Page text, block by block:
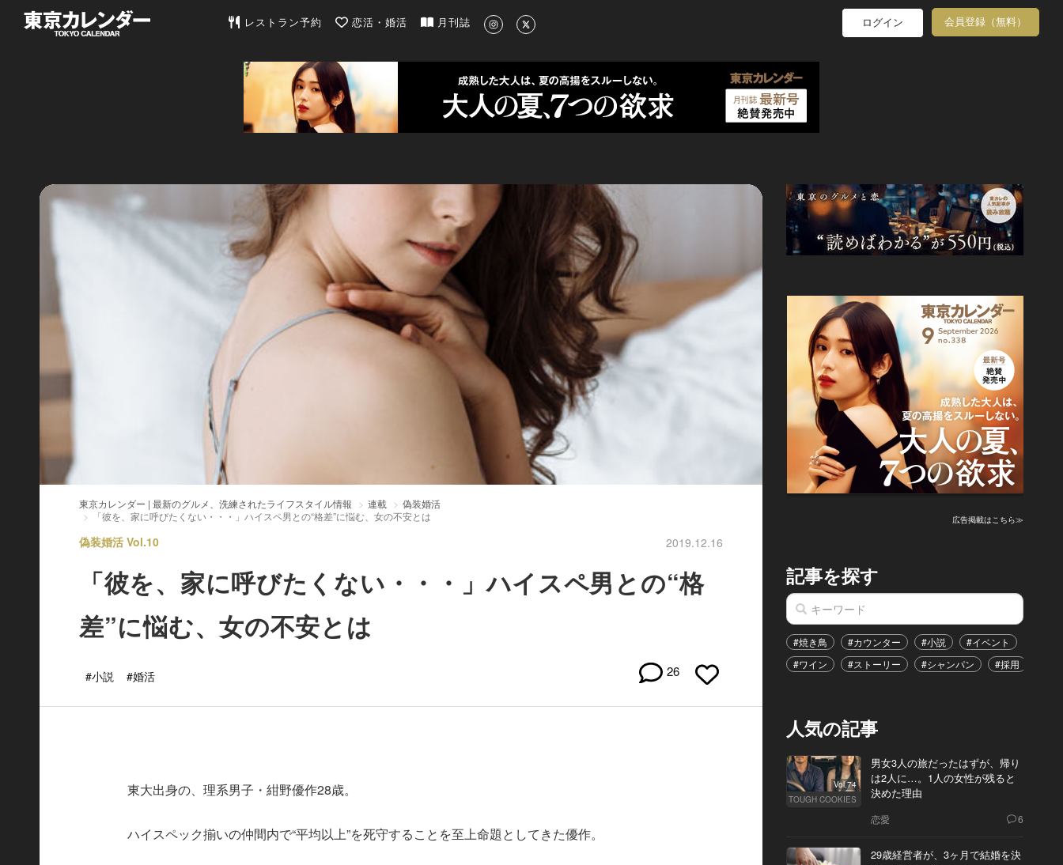
東京カレンダー | 最新のグルメ、洗練されたライフスタイル情報
レストラン予約 恋活・婚活 月刊誌 ログイン 会員登録（無料）
東京カレンダー | 最新のグルメ、洗練されたライフスタイル情報 連載
偽装婚活
「彼を、家に呼びたくない・・・」ハイスペ男との“格差”に悩む、女の不安とは
偽装婚活 Vol.10 2019.12.16
「彼を、家に呼びたくない・・・」ハイスペ男との“格
差”に悩む、女の不安とは
#小説 #婚活 26
東大出身の、理系男子・紺野優作28歳。
ハイスペック揃いの仲間内で“平均以上”を死守することを至上命題としてきた優作。
広告掲載はこちら≫
記事を探す
#焼き鳥 #カウンター #小説 #イベント
#ワイン
#ストーリー #シャンパン #採用
人気の記事
Vol.74
TOUGH COOKIES
男女3人の旅だったはずが、帰り
は2人に…。1人の女性が残ると
決めた理由
恋愛 6
29歳経営者が、3ヶ月で結婚を決